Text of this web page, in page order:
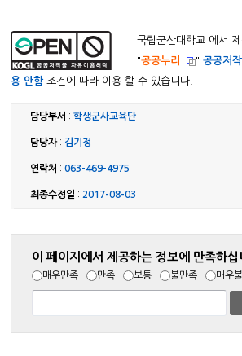
국립군산대학교 에서
"공공누리 "공공저
용 안함조건에 따라 이용 할 수 있습니다.
담당부서 :학생군사교육단
담당자: 김기정
연락처 :063-469-4975
최종수정일 : 2017-08-03
이 페이지에서 제공하는 정보에 만족하십
매우만족 만족 보통 불만족 매우